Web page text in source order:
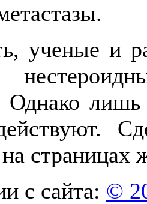
ученые и
Однако лишь
страницах
с сайта: ©